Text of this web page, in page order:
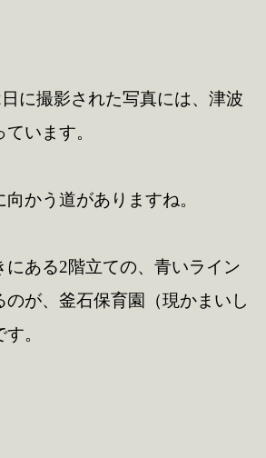
に撮影された写真には、津波
います。
かう道がありますね。
にある2階立ての、青いライン
のが、釜石保育園（現かまいし
。